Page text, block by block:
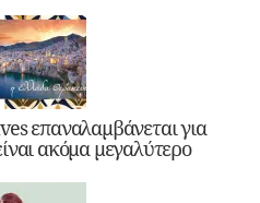
επαναλαμβάνεται για
ακόμα μεγαλύτερο